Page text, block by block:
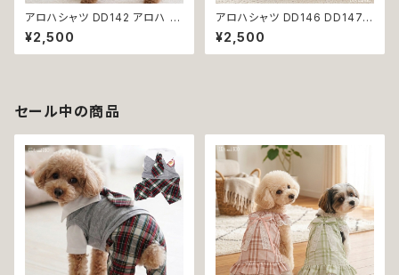
アロハシャツ DD142 アロハ ト
ップス シャツ ヤシの木 ハイビス
カス 花柄 小型 中型 犬 犬服 猫
猫服 犬の服 猫の服 服 洋服 ペ
¥2,500
アロハシャツ DD146 DD147
DD148 DD149 アロハ トップス
シャツ ヤシの木 ハイビスカス
花柄 小型 中型 犬 犬服 猫 猫服
¥2,500
セール中の商品